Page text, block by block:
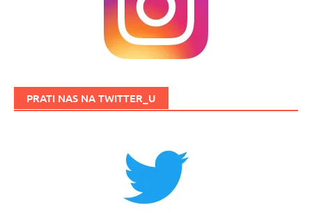
PRATI NAS NA TWITTER_U